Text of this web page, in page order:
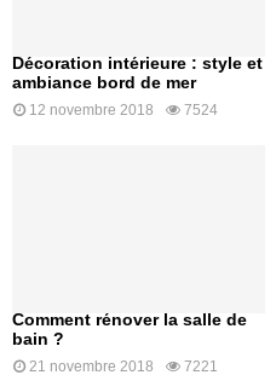
Décoration intérieure : style et
ambiance bord de mer
12 novembre 2018 7524
Comment rénover la salle de
bain ?
21 novembre 2018 7221